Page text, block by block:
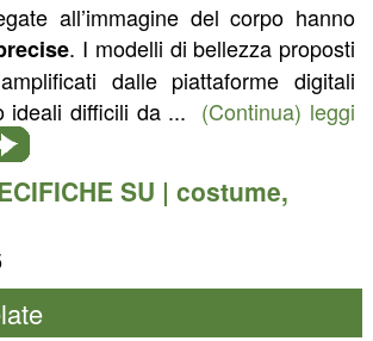
all’immagine del corpo hanno
. I modelli di bellezza proposti
dalle piattaforme digitali
ideali difficili da ... (Continua) leggi
SU | costume,